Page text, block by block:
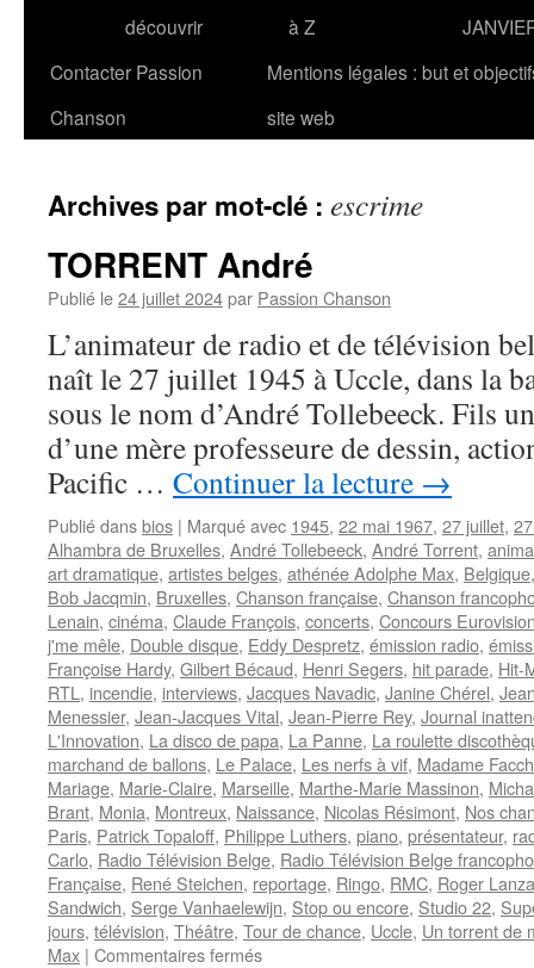
découvrir
à Z
Contacter Passion
Chanson
Mentions légales : but et
site web
Archives par mot-clé : escrime
TORRENT André
Publié le24 juillet 2024par Passion Chanson
L’animateur de radio et de télévision
naît le 27 juillet 1945 à Uccle, dans la
sous le nom d’André Tollebeeck. Fils
d’une mère professeure de dessin,
Pacific … Continuer la lecture →
Publié dansbios | Marqué avec 1945, 22 mai 1967, 27 juillet,
Alhambra de Bruxelles, André Tollebeeck, André Torrent,
art dramatique, artistes belges, athénée Adolphe Max, Belgique
Bob Jacqmin, Bruxelles, Chanson française, Chanson
Lenain, cinéma, Claude François, concerts, Concours
j'me mêle, Double disque, Eddy Despretz, émission radio,
Françoise Hardy, Gilbert Bécaud, Henri Segers, hit parade, Hit-
RTL , incendie, interviews, Jacques Navadic, Janine Chérel,
Menessier, Jean-Jacques Vital, Jean-Pierre Rey, Journal
L'Innovation, La disco de papa, La Panne, La roulette
marchand de ballons, Le Palace, Les nerfs à vif, Madame
Mariage, Marie-Claire, Marseille, Marthe-Marie Massinon,
Brant, Monia, Montreux, Naissance, Nicolas Résimont, Nos
Paris, Patrick Topaloff, Philippe Luthers, piano, présentateur,
Carlo, Radio Télévision Belge, Radio Télévision Belge
Française, René Steichen, reportage, Ringo, RMC, Roger
Sandwich, Serge Vanhaelewijn, Stop ou encore, Studio 22,
jours, télévision, Théâtre, Tour de chance, Uccle, Un torrent de
Max | Commentaires ferméssur